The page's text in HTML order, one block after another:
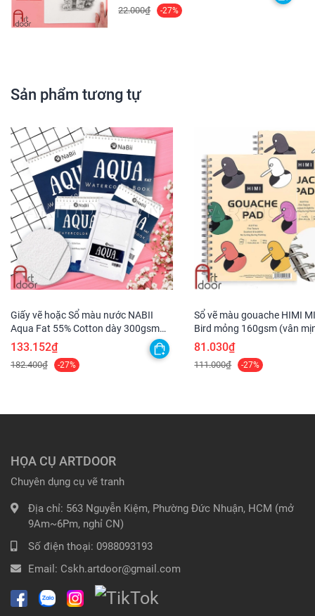
22.000₫ -27%
Sản phẩm tương tự
Giấy vẽ hoặc Sổ màu nước NABII
Aqua Fat 55% Cotton dày 300gsm
(vân nổi Cold)
133.152₫
182.400₫ -27%
Sổ vẽ màu gouache HIMI
Bird mỏng 160gsm (vân
18*25cm (32 tờ)
81.030₫
111.000₫ -27%
HỌA CỤ ARTDOOR
Chuyên dụng cụ vẽ tranh
Địa chỉ: 563 Nguyễn Kiệm, Phường Đức Nhuận, HCM (mở
9Am~6Pm, nghỉ CN)
Số điện thoại: 0988093193
Email: Cskh.artdoor@gmail.com